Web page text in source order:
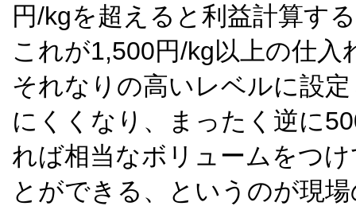
円/kgを超えると利益計算す
これが1,500円/kg以上の仕入
それなりの高いレベルに設
にくくなり、まったく逆に
れば相当なボリュームをつ
とができる、というのが現